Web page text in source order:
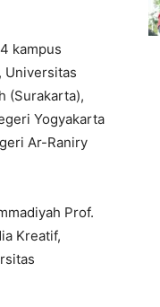
kampus
Universitas
(Surakarta),
Yogyakarta
Ar-Raniry
Prof.
Kreatif,